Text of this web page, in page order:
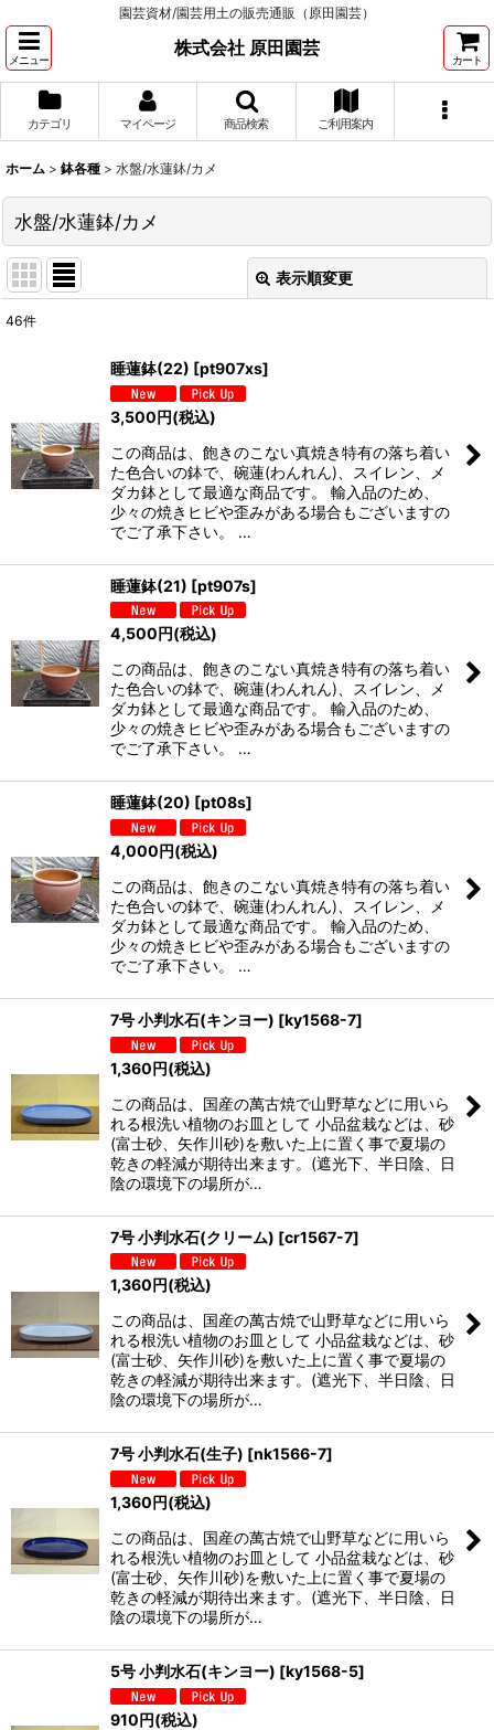
園芸資材/園芸用土の販売通販（原田園芸）
メニュー
株式会社 原田園芸
カート
カテゴリ マイページ 商品検索 ご利用案内
ホーム > 鉢各種 > 水盤/水蓮鉢/カメ
水盤/水蓮鉢/カメ
表示順変更
絞り込む
46件
睡蓮鉢(22) [pt907xs]
3,500円(税込)
この商品は、飽きのこない真焼き特有の落ち着い
た色合いの鉢で、碗蓮(わんれん)、スイレン、メ
ダカ鉢として最適な商品です。 輸入品のため、
少々の焼きヒビや歪みがある場合もございますの
でご了承下さい。 …
睡蓮鉢(21) [pt907s]
4,500円(税込)
この商品は、飽きのこない真焼き特有の落ち着い
た色合いの鉢で、碗蓮(わんれん)、スイレン、メ
ダカ鉢として最適な商品です。 輸入品のため、
少々の焼きヒビや歪みがある場合もございますの
でご了承下さい。 …
睡蓮鉢(20) [pt08s]
4,000円(税込)
この商品は、飽きのこない真焼き特有の落ち着い
た色合いの鉢で、碗蓮(わんれん)、スイレン、メ
ダカ鉢として最適な商品です。 輸入品のため、
少々の焼きヒビや歪みがある場合もございますの
でご了承下さい。 …
7号 小判水石(キンヨー) [ky1568-7]
1,360円(税込)
この商品は、国産の萬古焼で山野草などに用いら
れる根洗い植物のお皿として 小品盆栽などは、砂
(富士砂、矢作川砂)を敷いた上に置く事で夏場の
乾きの軽減が期待出来ます。(遮光下、半日陰、日
陰の環境下の場所が…
7号 小判水石(クリーム) [cr1567-7]
1,360円(税込)
この商品は、国産の萬古焼で山野草などに用いら
れる根洗い植物のお皿として 小品盆栽などは、砂
(富士砂、矢作川砂)を敷いた上に置く事で夏場の
乾きの軽減が期待出来ます。(遮光下、半日陰、日
陰の環境下の場所が…
7号 小判水石(生子) [nk1566-7]
1,360円(税込)
この商品は、国産の萬古焼で山野草などに用いら
れる根洗い植物のお皿として 小品盆栽などは、砂
(富士砂、矢作川砂)を敷いた上に置く事で夏場の
乾きの軽減が期待出来ます。(遮光下、半日陰、日
陰の環境下の場所が…
5号 小判水石(キンヨー) [ky1568-5]
910円(税込)